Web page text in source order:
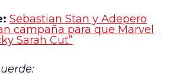
Sebastian Stan y Adepero
campaña para que Marvel
Sarah Cut”